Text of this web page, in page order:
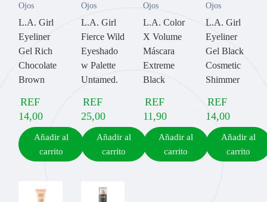
Ojos
L.A. Girl
Eyeliner
Gel Rich
Chocolate
Brown
REF
14,00
Añadir al
carrito
Ojos
L.A. Girl
Fierce Wild
Eyeshado
w Palette
Untamed.
REF
25,00
Añadir al
carrito
Ojos
L.A. Color
X Volume
Máscara
Extreme
Black
REF
11,90
Añadir al
carrito
Ojos
L.A. Girl
Eyeliner
Gel Black
Cosmetic
Shimmer
REF
14,00
Añadir al
carrito